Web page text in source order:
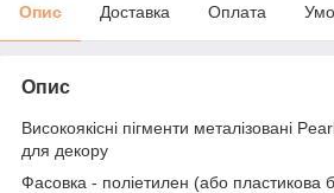
Опис Доставка Оплата
Опис
Високоякісні пігменти металізовані
для декору
Фасовка - поліетилен (або пластикова